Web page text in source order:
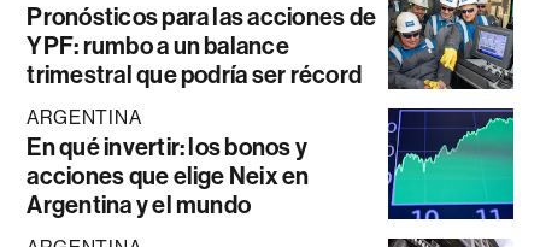
Pronósticos para las acciones de
YPF: rumbo a un balance
trimestral que podría ser récord
ARGENTINA
En qué invertir: los bonos y
acciones que elige Neix en
Argentina y el mundo